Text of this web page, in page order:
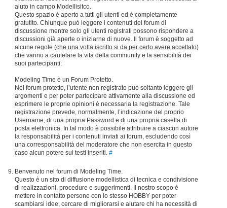
aiuto in campo Modellisitco.
Questo spazio è aperto a tutti gli utenti ed è completamente
gratutito. Chiunque può leggere i contenuti del forum di
discussione mentre solo gli utenti registrati possono rispondere a
discussioni già aperte o iniziarne di nuove. Il forum è soggetto ad
alcune regole (che una volta iscritto si da per certo avere accettato)
che vanno a cautelare la vita della community e la sensibilità dei
suoi partecipanti:
Modeling Time è un Forum Protetto.
Nel forum protetto, l’utente non registrato può soltanto leggere gli
argomenti e per poter partecipare attivamente alla discussione ed
esprimere le proprie opinioni è necessaria la registrazione. Tale
registrazione prevede, normalmente, l’indicazione del proprio
Username, di una propria Password e di una propria casella di
posta elettronica. In tal modo è possibile attribuire a ciascun autore
la responsabilità per i contenuti inviati ai forum, escludendo così
una corresponsabilità del moderatore che non esercita in questo
caso alcun potere sui testi inseriti. #
Benvenuto nel forum di Modeling Time.
Questo è un sito di diffusione modellistica di tecnica e condivisione
di realizzazioni, procedure e suggerimenti. Il nostro scopo è
mettere in contatto persone con lo stesso HOBBY per poter
scambiarsi idee, cercare di migliorarsi e aiutare chi ha necessità di